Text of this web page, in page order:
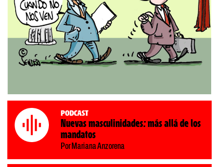
Podcast
Nuevas masculinidades: más allá de los
mandatos
Por Mariana Anzorena